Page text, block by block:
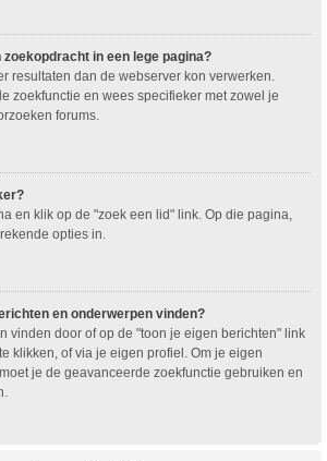
in een lege pagina?
resultaten dan de webserver kon verwerken.
zoekfunctie en wees specifieker met zowel je
forums.
en klik op de "zoek een lid" link. Op die pagina,
opties in.
en onderwerpen vinden?
vinden door of op de "toon je eigen berichten" link
klikken, of via je eigen profiel. Om je eigen
je de geavanceerde zoekfunctie gebruiken en